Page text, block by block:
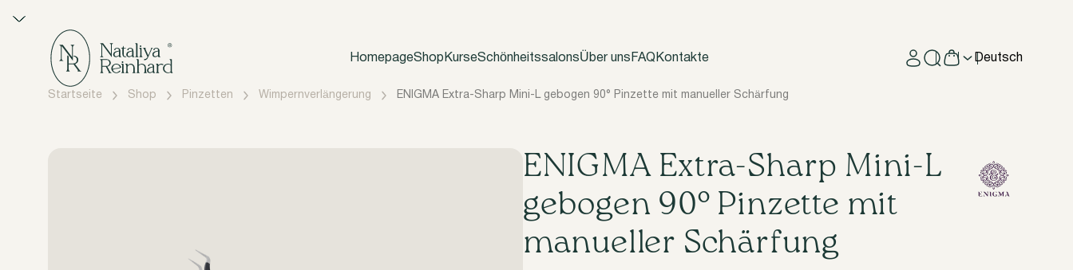
HomepageShop KurseSchönheitssalonsÜber uns FAQ Kontakte Deutsch
Startseite Shop Pinzetten Wimpernverlängerung ENIGMA Extra-Sharp Mini-L gebogen 90° Pinzette mit manueller Schärfung
ENIGMA Extra-Sharp Mini-L
gebogen 90° Pinzette mit
manueller Schärfung